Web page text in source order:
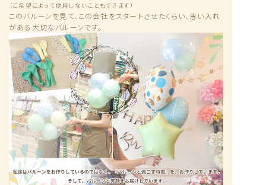
（ご希望によって使用しないこともできます）
このバルーンを見て、この会社をスタートさせたくらい、思い入れ
がある大切なバルーンです。